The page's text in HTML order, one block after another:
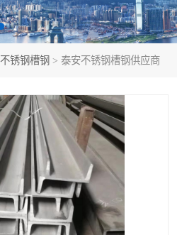
不锈钢槽钢 > 泰安不锈钢槽钢供应商
不锈钢亮管
不锈钢加工
不锈钢工业方管
不锈钢法兰
不锈钢槽钢